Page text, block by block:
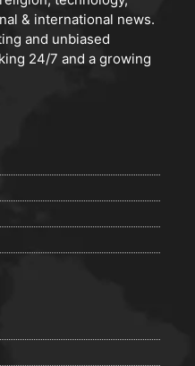
& international news.
and unbiased
24/7 and a growing